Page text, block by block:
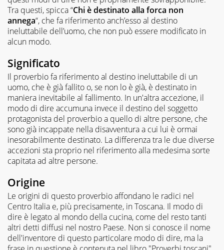
Tra questi, spicca “Chi è destinato alla forca non
annega“, che fa riferimento anch’esso al destino
ineluttabile dell’uomo, che non può essere modificato in
alcun modo.
Significato
Il proverbio fa riferimento al destino ineluttabile di un
uomo, che è già fallito o, se non lo è già, è destinato in
maniera inevitabile al fallimento. In un'altra accezione, il
modo di dire accumuna invece il destino del soggetto
protagonista del proverbio a quello di altre persone, che
sono già incappate nella disavventura a cui lui è ormai
inesorabilmente destinato. La differenza tra le due diverse
accezioni sta proprio nel riferimento alla medesima sorte
capitata ad altre persone.
Origine
Le origini di questo proverbio affondano le radici nel
Centro Italia e, più precisamente, in Toscana. Il modo di
dire è legato al mondo della cucina, come del resto tanti
altri detti diffusi nel nostro Paese. Non si conosce il nome
dell'inventore di questo particolare modo di dire, ma la